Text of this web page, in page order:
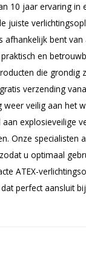
10 jaar ervaring in
juiste
bent
en
die grondig
verzending
veilig aan het
explosieveilige
Onze specialisten
u optimaal
ATEX-
perfect aansluit